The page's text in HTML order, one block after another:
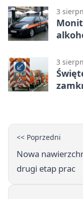
3
3
<< Poprzedni
Nowa
drugi etap prac